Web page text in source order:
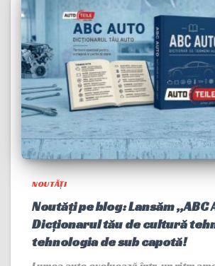
NOUTĂȚI
Noutăți pe blog: Lansăm „ABC
Dicționarul tău de cultură
tehnologia de sub capotă!